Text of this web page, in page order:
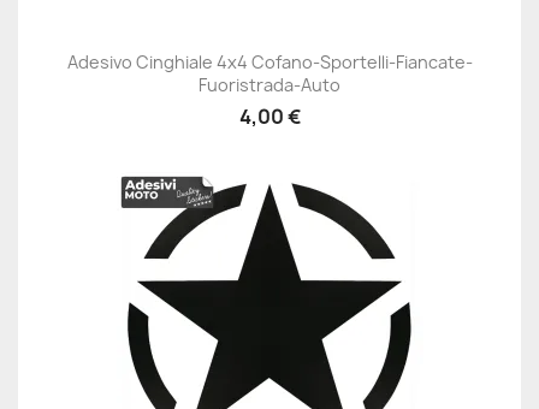
Adesivo Cinghiale 4x4 Cofano-Sportelli-Fiancate-
Fuoristrada-Auto
4,00 €